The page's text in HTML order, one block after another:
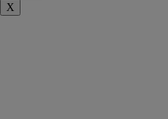
X